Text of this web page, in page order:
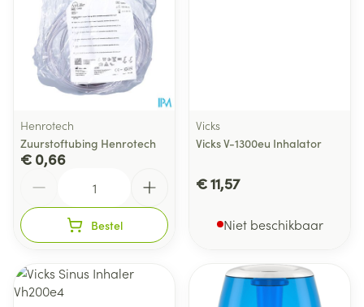
Henrotech
Zuurstoftubing Henrotech
€ 0,66
Bestel
Vicks
Vicks V-1300eu Inhalator
€ 11,57
Niet beschikbaar